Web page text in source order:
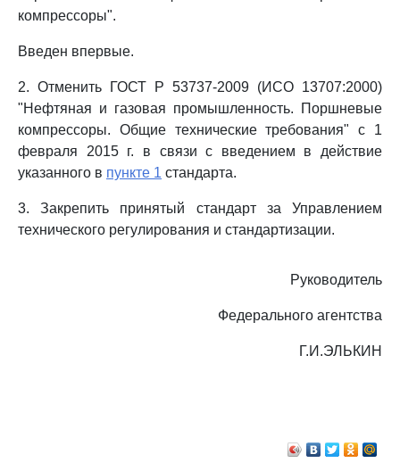
компрессоры".
Введен впервые.
2. Отменить ГОСТ Р 53737-2009 (ИСО 13707:2000)
"Нефтяная и газовая промышленность. Поршневые
компрессоры. Общие технические требования" с 1
февраля 2015 г. в связи с введением в действие
указанного в пункте 1 стандарта.
3. Закрепить принятый стандарт за Управлением
технического регулирования и стандартизации.
Руководитель
Федерального агентства
Г.И.ЭЛЬКИН